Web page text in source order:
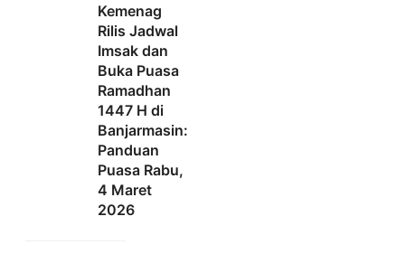
Kemenag
Rilis Jadwal
Imsak dan
Buka Puasa
Ramadhan
1447 H di
Banjarmasin:
Panduan
Puasa Rabu,
4 Maret
2026